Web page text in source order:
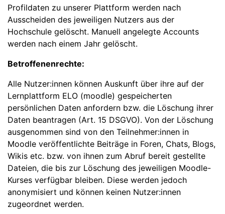
Profildaten zu unserer Plattform werden nach
Ausscheiden des jeweiligen Nutzers aus der
Hochschule gelöscht. Manuell angelegte Accounts
werden nach einem Jahr gelöscht.
Betroffenenrechte:
Alle Nutzer:innen können Auskunft über ihre auf der
Lernplattform ELO (moodle) gespeicherten
persönlichen Daten anfordern bzw. die Löschung ihrer
Daten beantragen (Art. 15 DSGVO). Von der Löschung
ausgenommen sind von den Teilnehmer:innen in
Moodle veröffentlichte Beiträge in Foren, Chats, Blogs,
Wikis etc. bzw. von ihnen zum Abruf bereit gestellte
Dateien, die bis zur Löschung des jeweiligen Moodle-
Kurses verfügbar bleiben. Diese werden jedoch
anonymisiert und können keinen Nutzer:innen
zugeordnet werden.